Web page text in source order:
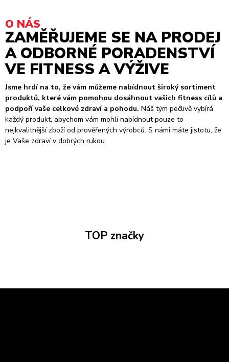
O NÁS
ZAMĚŘUJEME SE NA PRODEJ
A ODBORNÉ PORADENSTVÍ
VE FITNESS A VÝŽIVE
Jsme hrdí na to, že vám můžeme nabídnout široký sortiment
produktů, které vám pomohou dosáhnout vašich fitness cílů a
podpoří vaše celkové zdraví a pohodu. Náš tým pečlivě vybírá
každý produkt, abychom vám mohli nabídnout pouze to
nejkvalitnější zboží od prověřených výrobců. S námi máte jistotu, že
je Vaše zdraví v dobrých rukou.
TOP značky